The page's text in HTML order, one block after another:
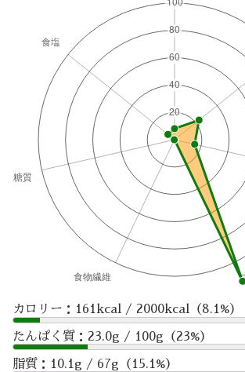
カロリー：161kcal / 2000kcal（8.1%）
たんぱく質：23.0g / 100g（23%）
脂質：10.1g / 67g（15.1%）